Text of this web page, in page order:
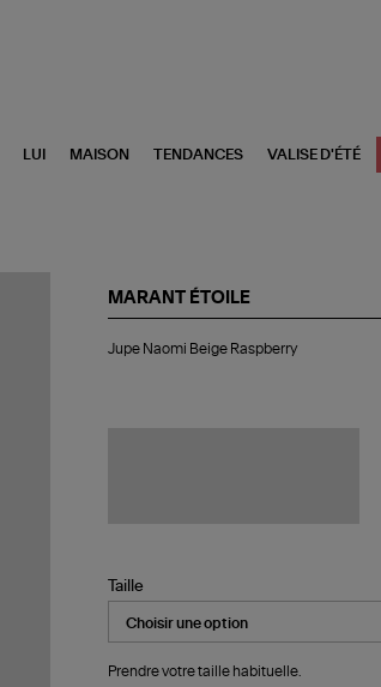
LUI MAISON TENDANCES VALISE D'ÉTÉ
MARANT ÉTOILE
Naomi
Jupe Naomi Beige Raspberry
Taille
Prendre votre taille habituelle.